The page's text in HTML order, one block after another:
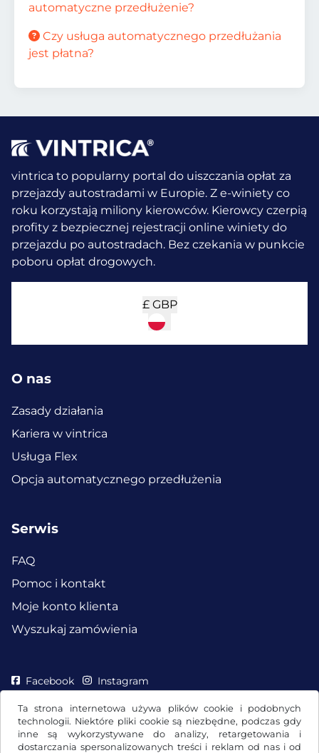
Ta strona internetowa używa plików cookie i podobnych
technologii. Niektóre pliki cookie są niezbędne, podczas gdy
inne są wykorzystywane do analizy, retargetowania i
dostarczania spersonalizowanych treści i reklam od nas i od
automatyczne przedłużenie?
Czy usługa automatycznego przedłużania
jest płatna?
vintrica to popularny portal do uiszczania opłat za
przejazdy autostradami w Europie. Z e-winiety co
roku korzystają miliony kierowców. Kierowcy czerpią
profity z bezpiecznej rejestracji online winiety do
przejazdu po autostradach. Bez czekania w punkcie
poboru opłat drogowych.
£ GBP
O nas
Zasady działania
Kariera w vintrica
Usługa Flex
Opcja automatycznego przedłużenia
Serwis
FAQ
Pomoc i kontakt
Moje konto klienta
Wyszukaj zamówienia
Facebook Instagram